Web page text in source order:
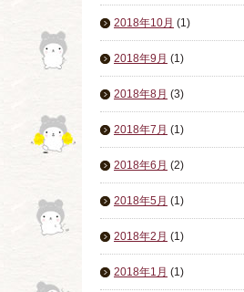
2018年10月 (1)
2018年9月 (1)
2018年8月 (3)
2018年7月 (1)
2018年6月 (2)
2018年5月 (1)
2018年2月 (1)
2018年1月 (1)